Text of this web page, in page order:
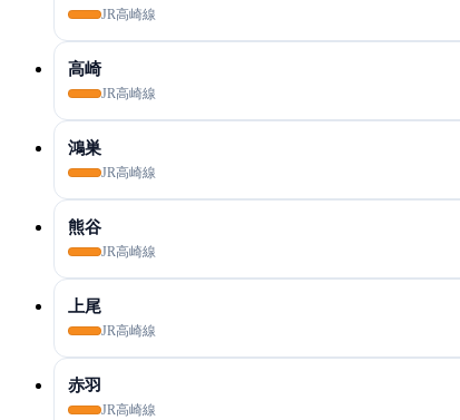
JR高崎線
高崎
JR高崎線
鴻巣
JR高崎線
熊谷
JR高崎線
上尾
JR高崎線
赤羽
JR高崎線